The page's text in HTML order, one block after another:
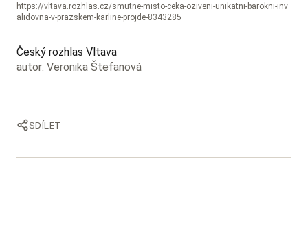
https://vltava.rozhlas.cz/smutne-misto-ceka-oziveni-unikatni-barokni-inv
alidovna-v-prazskem-karline-projde-8343285
Český rozhlas Vltava
autor: Veronika Štefanová
SDÍLET